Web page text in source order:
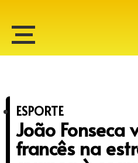
ESPORTE
João Fonseca
francês na